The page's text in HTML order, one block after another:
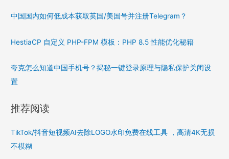
中国国内如何低成本获取英国/美国号并注册Telegram？
HestiaCP 自定义 PHP-FPM 模板：PHP 8.5 性能优化秘籍
夸克怎么知道中国手机号？揭秘一键登录原理与隐私保护关闭设
置
推荐阅读
TikTok/抖音短视频AI去除LOGO水印免费在线工具 ，高清4K无损
不模糊